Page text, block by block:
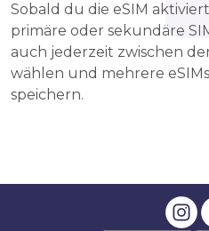
Sobald du die eSIM
primäre oder sekundäre
auch jederzeit zwischen
wählen und mehrere
speichern.